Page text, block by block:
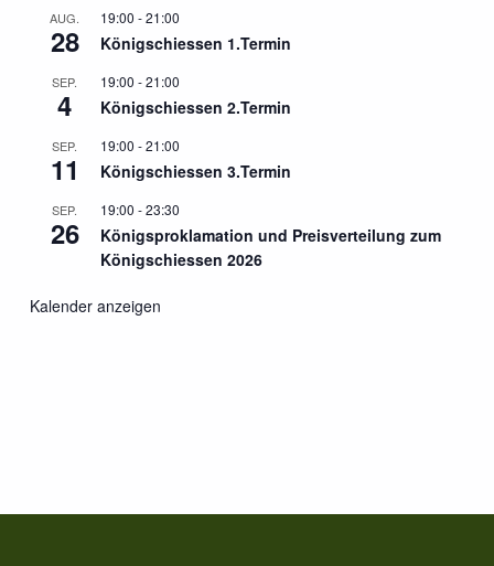
AUG.
28
19:00 -21:00
Königschiessen 1.Termin
SEP.
4
19:00 -21:00
Königschiessen 2.Termin
SEP.
11
19:00 -21:00
Königschiessen 3.Termin
SEP.
26
19:00 -23:30
Königsproklamation und Preisverteilung zum
Königschiessen 2026
Kalender anzeigen